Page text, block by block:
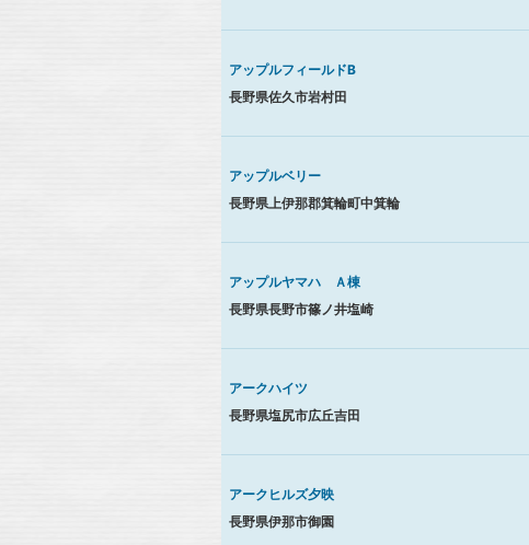
アップルフィールドB
長野県佐久市岩村田
アップルベリー
長野県上伊那郡箕輪町中箕輪
アップルヤマハ Ａ棟
長野県長野市篠ノ井塩崎
アークハイツ
長野県塩尻市広丘吉田
アークヒルズ夕映
長野県伊那市御園